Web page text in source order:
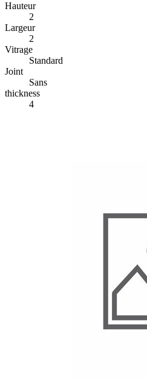
Hauteur
2
Largeur
2
Vitrage
Standard
Joint
Sans
thickness
4